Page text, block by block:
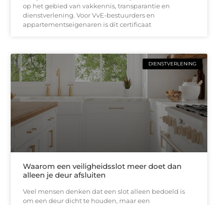
op het gebied van vakkennis, transparantie en
dienstverlening. Voor VvE-bestuurders en
appartementseigenaren is dit certificaat
DIENSTVERLENING
Waarom een veiligheidsslot meer doet dan
alleen je deur afsluiten
Veel mensen denken dat een slot alleen bedoeld is
om een deur dicht te houden, maar een